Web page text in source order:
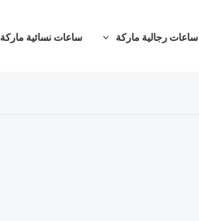
ساعات رجالية ماركة ساعات نسائية ماركة